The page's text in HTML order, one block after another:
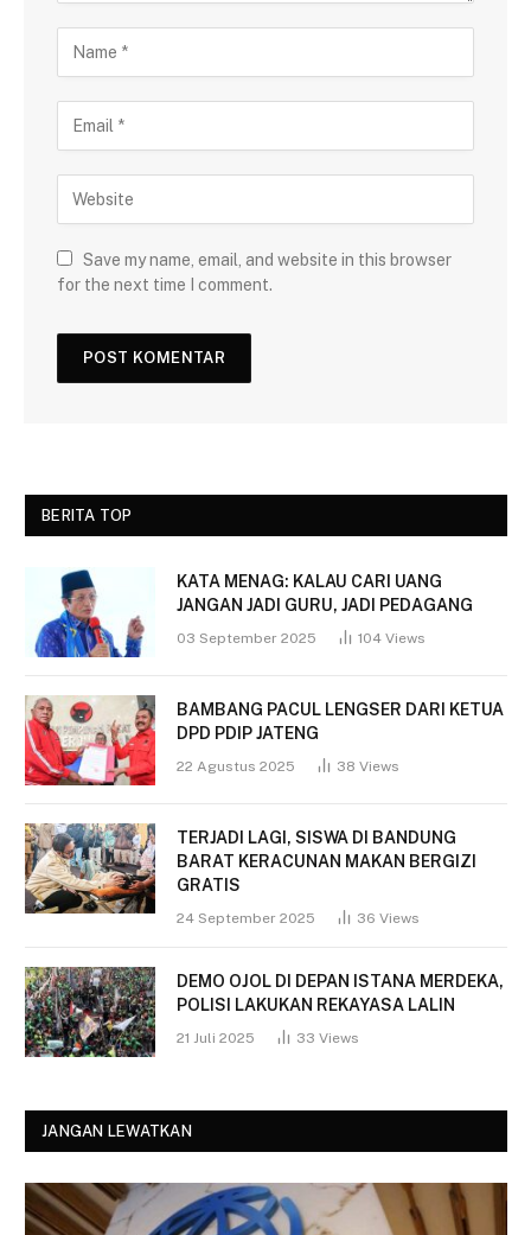
Save my name, email, and website in this browser
for the next time I comment.
BERITA TOP
KATA MENAG: KALAU CARI UANG
JANGAN JADI GURU, JADI PEDAGANG
03 September 2025 104 Views
BAMBANG PACUL LENGSER DARI KETUA
DPD PDIP JATENG
22 Agustus 2025 38 Views
TERJADI LAGI, SISWA DI BANDUNG
BARAT KERACUNAN MAKAN BERGIZI
GRATIS
24 September 2025 36 Views
DEMO OJOL DI DEPAN ISTANA MERDEKA,
POLISI LAKUKAN REKAYASA LALIN
21 Juli 2025 33 Views
JANGAN LEWATKAN